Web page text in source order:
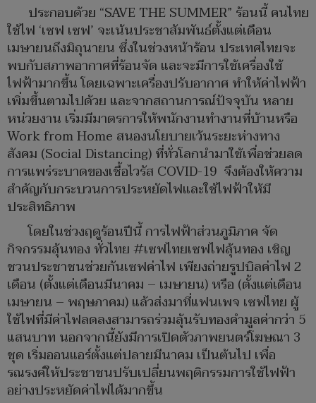
ประกอบด้วย “SAVE THE SUMMER” ร้อนนี้ คนไทย
ใช้ไฟ ‘เซฟ เซฟ’ จะเน้นประชาสัมพันธ์ตั้งแต่เดือน
เมษายนถึงมิถุนายน ซึ่งในช่วงหน้าร้อน ประเทศไทยจะ
พบกับสภาพอากาศที่ร้อนจัด และจะมีการใช้เครื่องใช้
ไฟฟ้ามากขึ้น โดยเฉพาะเครื่องปรับอากาศ ทำให้ค่าไฟฟ้า
เพิ่มขึ้นตามไปด้วย และจากสถานการณ์ปัจจุบัน หลาย
หน่วยงาน เริ่มมีมาตรการให้พนักงานทำงานที่บ้านหรือ
Work from Home สนองนโยบายเว้นระยะห่างทาง
สังคม (Social Distancing) ที่ทั่วโลกนำมาใช้เพื่อช่วยลด
การแพร่ระบาดของเชื้อไวรัส COVID-19 จึงต้องให้ความ
สำคัญกับกระบวนการประหยัดไฟและใช้ไฟฟ้าให้มี
ประสิทธิภาพ
โดยในช่วงฤดูร้อนปีนี้ การไฟฟ้าส่วนภูมิภาค จัด
กิจกรรมลุ้นทอง ทั่วไทย #เซฟไทยเซฟไฟลุ้นทอง เชิญ
ชวนประชาชนช่วยกันเซฟค่าไฟ เพียงถ่ายรูปบิลค่าไฟ 2
เดือน (ตั้งแต่เดือนมีนาคม – เมษายน) หรือ (ตั้งแต่เดือน
เมษายน – พฤษภาคม) แล้วส่งมาที่แฟนเพจ เซฟไทย ผู้
ใช้ไฟที่มีค่าไฟลดลงสามารถร่วมลุ้นรับทองคำมูลค่ากว่า 5
แสนบาท นอกจากนี้ยังมีการเปิดตัวภาพยนตร์โฆษณา 3
ชุด เริ่มออนแอร์ตั้งแต่ปลายมีนาคม เป็นต้นไป เพื่อ
รณรงค์ให้ประชาชนปรับเปลี่ยนพฤติกรรมการใช้ไฟฟ้า
อย่างประหยัดค่าไฟได้มากขึ้น